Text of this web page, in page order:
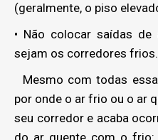
(geralmente, o piso
• Não colocar saídas
sejam os corredores frios.
Mesmo com todas
por onde o ar frio ou o ar
seu corredor e acaba